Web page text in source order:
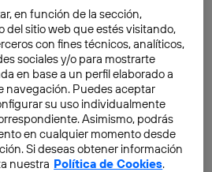
en función de la sección,
del sitio web que estés visitando,
con fines técnicos, analíticos,
sociales y/o para mostrarte
en base a un perfil elaborado a
navegación. Puedes aceptar
su uso individualmente
Asimismo, podrás
en cualquier momento desde
Si deseas obtener información
nuestra Política de Cookies.